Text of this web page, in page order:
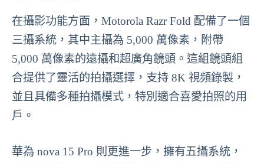
在攝影功能方面，Motorola Razr Fold 配備了一個
三攝系統，其中主攝為 5,000 萬像素，附帶
5,000 萬像素的遠攝和超廣角鏡頭。這組鏡頭組
合提供了靈活的拍攝選擇，支持 8K 視頻錄製，
並且具備多種拍攝模式，特別適合喜愛拍照的用
戶。
華為 nova 15 Pro 則更進一步，擁有五攝系統，